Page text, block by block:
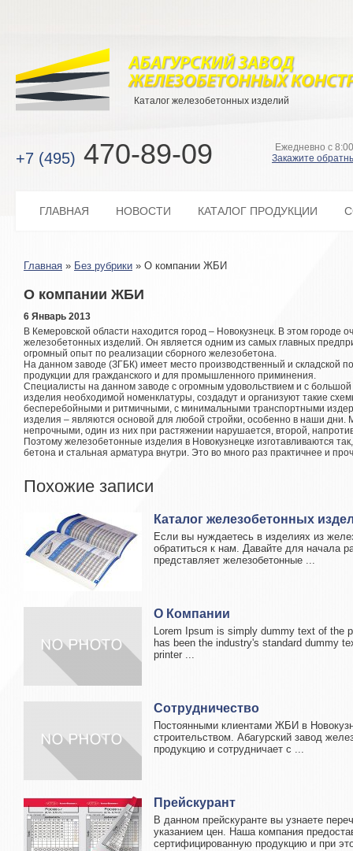
Каталог железобетонных изделий
+7 (495) 470-89-09
Ежедневно с
Закажите
ГЛАВНАЯ НОВОСТИ КАТАЛОГ ПРОДУКЦИИ
Главная » Без рубрики » О компании ЖБИ
О компании ЖБИ
6 Январь 2013
В Кемеровской области находится город – Новокузнецк. В этом городе
железобетонных изделий. Он является одним из самых главных
огромный опыт по реализации сборного железобетона.
На данном заводе (ЗГБК) имеет место производственный и складской
продукции для гражданского и для промышленного приминения.
Специалисты на данном заводе с огромным удовольствием и с
изделия необходимой номенклатуры, создадут и организуют такие
бесперебойными и ритмичными, с минимальными транспортными
изделия – являются основой для любой стройки, особенно в наши дни.
непрочными, один из них при растяжении нарушается, второй,
Поэтому железобетонные изделия в Новокузнецке изготавливаются
бетона и стальная арматура внутри. Это во много раз практичнее и
Похожие записи
Каталог железобетонных
Если вы нуждаетесь в изделиях из
обратиться к нам. Давайте для начала
представляет железобетонные ...
О Компании
Lorem Ipsum is simply dummy text of the
has been the industry's standard dummy
printer ...
Сотрудничество
Постоянными клиентами ЖБИ в
строительством. Абагурский завод
продукцию и сотрудничает с ...
Прейскурант
В данном прейскуранте вы узнаете
указанием цен. Наша компания
сертифицированную продукцию и при